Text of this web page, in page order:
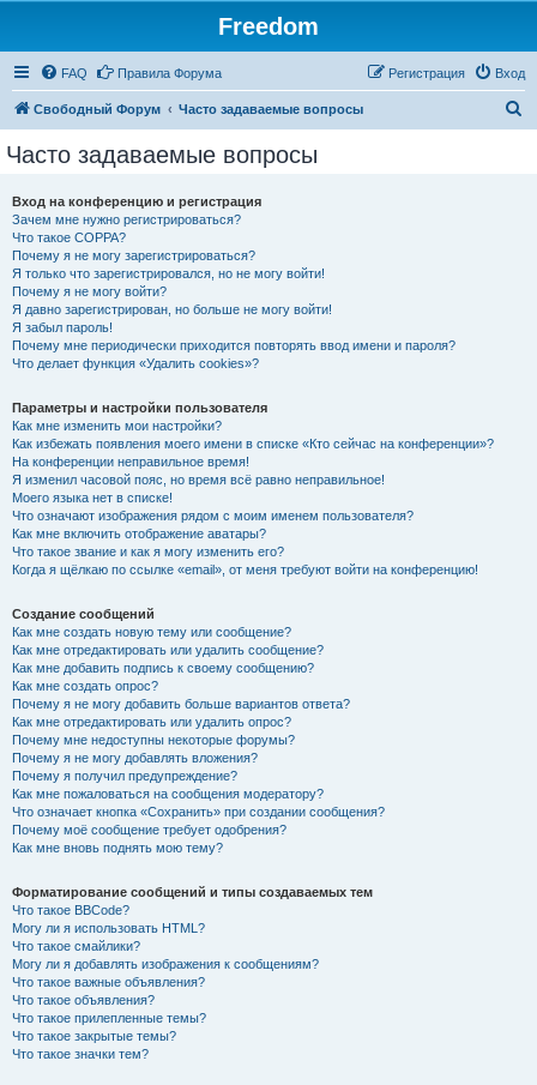
Freedom
FAQ Правила Форума Вход
Регистрация
Свободный Форум Часто задаваемые вопросы
Часто задаваемые вопросы
Вход на конференцию и регистрация
Зачем мне нужно регистрироваться?
Что такое COPPA?
Почему я не могу зарегистрироваться?
Я только что зарегистрировался, но не могу войти!
Почему я не могу войти?
Я давно зарегистрирован, но больше не могу войти!
Я забыл пароль!
Почему мне периодически приходится повторять ввод имени и пароля?
Что делает функция «Удалить cookies»?
Параметры и настройки пользователя
Как мне изменить мои настройки?
Как избежать появления моего имени в списке «Кто сейчас на конференции»?
На конференции неправильное время!
Я изменил часовой пояс, но время всё равно неправильное!
Моего языка нет в списке!
Что означают изображения рядом с моим именем пользователя?
Как мне включить отображение аватары?
Что такое звание и как я могу изменить его?
Когда я щёлкаю по ссылке «email», от меня требуют войти на конференцию!
Создание сообщений
Как мне создать новую тему или сообщение?
Как мне отредактировать или удалить сообщение?
Как мне добавить подпись к своему сообщению?
Как мне создать опрос?
Почему я не могу добавить больше вариантов ответа?
Как мне отредактировать или удалить опрос?
Почему мне недоступны некоторые форумы?
Почему я не могу добавлять вложения?
Почему я получил предупреждение?
Как мне пожаловаться на сообщения модератору?
Что означает кнопка «Сохранить» при создании сообщения?
Почему моё сообщение требует одобрения?
Как мне вновь поднять мою тему?
Форматирование сообщений и типы создаваемых тем
Что такое BBCode?
Могу ли я использовать HTML?
Что такое смайлики?
Могу ли я добавлять изображения к сообщениям?
Что такое важные объявления?
Что такое объявления?
Что такое прилепленные темы?
Что такое закрытые темы?
Что такое значки тем?